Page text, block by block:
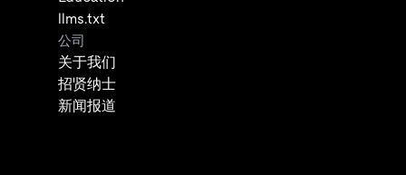
llms.txt
公司
关于我们
招贤纳士
新闻报道